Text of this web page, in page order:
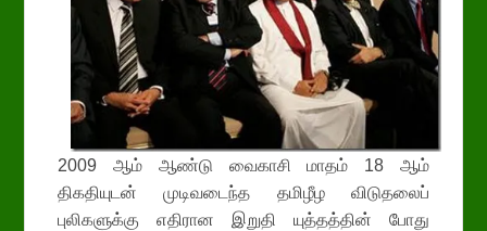
2009 ஆம் ஆண்டு வைகாசி மாதம் 18 ஆம்
திகதியுடன் முடிவடைந்த தமிழீழ விடுதலைப்
புலிகளுக்கு எதிரான இறுதி யுத்தத்தின் போது